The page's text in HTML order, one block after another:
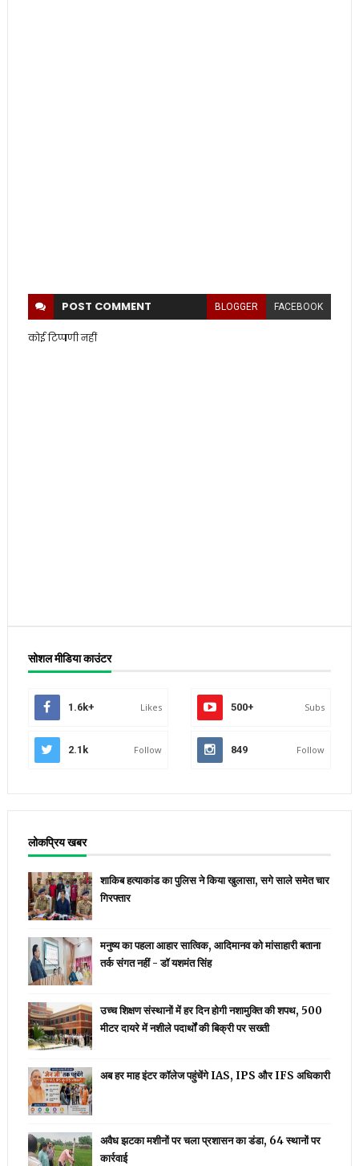
POST COMMENT BLOGGER FACEBOOK
कोई टिप्पणी नहीं
सोशल मीडिया काउंटर
1.6k+ Likes 500+ Subs
2.1k Follow 849 Follow
लोकप्रिय खबर
शाकिब हत्याकांड का पुलिस ने किया खुलासा, सगे साले समेत चार
गिरफ्तार
मनुष्य का पहला आहार सात्विक, आदिमानव को मांसाहारी बताना
तर्क संगत नहीं - डॉ यशमंत सिंह
उच्च शिक्षण संस्थानों में हर दिन होगी नशामुक्ति की शपथ, 500
मीटर दायरे में नशीले पदार्थों की बिक्री पर सख्ती
अब हर माह इंटर कॉलेज पहुंचेंगे IAS, IPS और IFS अधिकारी
अवैध झटका मशीनों पर चला प्रशासन का डंडा, 64 स्थानों पर
कार्रवाई